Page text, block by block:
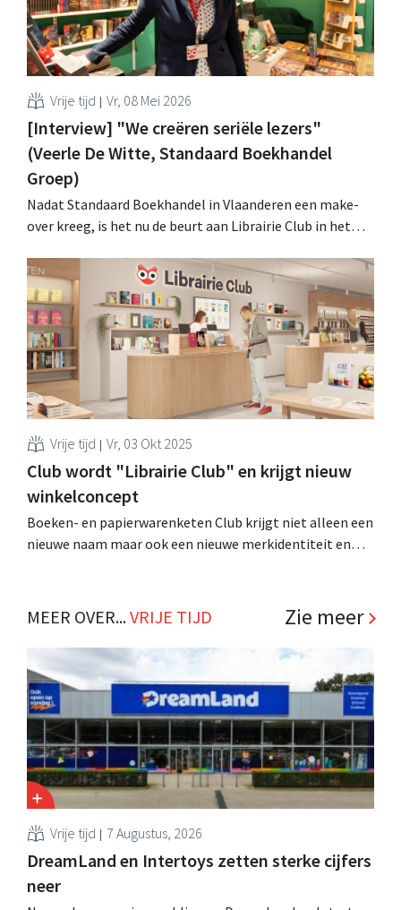
Vrije tijd Vr, 08 Mei 2026
[Interview] "We creëren seriële lezers"
(Veerle De Witte, Standaard Boekhandel
Groep)
Nadat Standaard Boekhandel in Vlaanderen een make-
over kreeg, is het nu de beurt aan Librairie Club in het
signalen: jongeren lezen meer én blijven lezen. .
Vrije tijd Vr, 03 Okt 2025
Club wordt "Librairie Club" en krijgt nieuw
winkelconcept
Boeken- en papierwarenketen Club krijgt niet alleen een
nieuwe naam maar ook een nieuwe merkidentiteit en
MEER OVER...VRIJE TIJD Zie meer
Vrije tijd 7 Augustus, 2026
DreamLand en Intertoys zetten sterke cijfers
neer